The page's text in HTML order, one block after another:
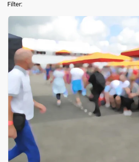
Filter: